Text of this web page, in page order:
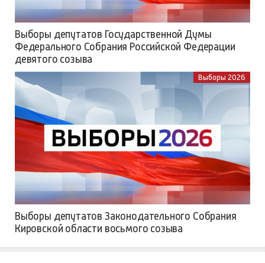
Выборы депутатов Государственной Думы
Федерального Собрания Российской Федерации
девятого созыва
Выборы 2026
Выборы депутатов Законодательного Собрания
Кировской области восьмого созыва